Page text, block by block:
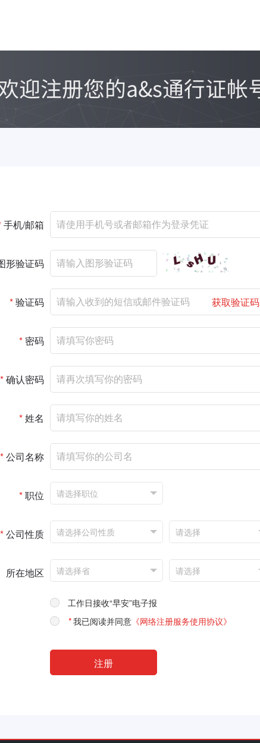
手机/邮箱
形验证码
*验证码 获取验证码
* 密码
*确认密码
*姓名
*公司名称
*职位
*公司性质
所在地区
工作日接收“早安”电子报
*我已阅读并同意 《网络注册服务使用协议》